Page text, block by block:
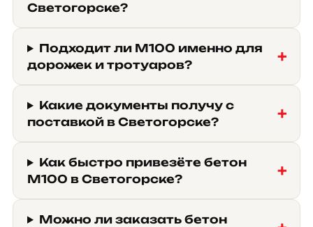
Светогорске?
Подходит ли М100 именно для
дорожек и тротуаров?
Какие документы получу с
поставкой в Светогорске?
Как быстро привезёте бетон
М100 в Светогорске?
Можно ли заказать бетон